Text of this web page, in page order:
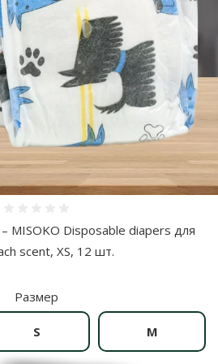
MISOKO Disposable diapers для
scent, ХS, 12 шт.
Размер
S M